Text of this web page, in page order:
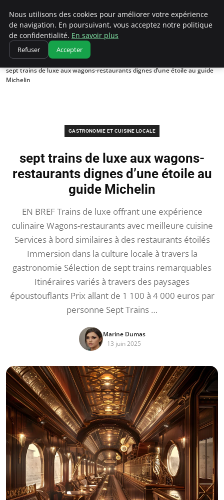
Correze Co
Accueil
Gastronomie et cuisine locale
sept trains de luxe aux wagons-restaurants dignes d’une étoile au guide
Michelin
GASTRONOMIE ET CUISINE LOCALE
sept trains de luxe aux wagons-
restaurants dignes d’une étoile au
guide Michelin
EN BREF Trains de luxe offrant une expérience
culinaire Wagons-restaurants avec meilleure cuisine
Services à bord similaires à des restaurants étoilés
Immersion dans la culture locale à travers la
gastronomie Sélection de sept trains remarquables
Itinéraires variés à travers des paysages
époustouflants Prix allant de 1 100 à 4 000 euros par
personne Sept Trains …
Marine Dumas
13 juin 2025
Nous utilisons des cookies pour améliorer votre expérience
de navigation. En poursuivant, vous acceptez notre politique
de confidentialité. En savoir plus
Refuser Accepter